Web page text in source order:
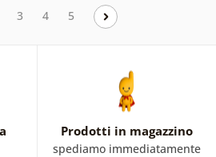
3 4 5
Prodotti in magazzino
spediamo immediatamente